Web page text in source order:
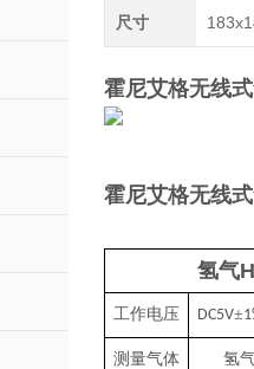
尺寸
霍尼艾格无线
霍尼艾格无线
氢气
工作电压 DC5V±
测量气体 氢